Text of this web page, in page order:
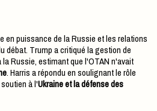
en puissance de la Russie et les relations
débat. Trump a critiqué la gestion de
Russie, estimant que l'OTAN n'avait
. Harris a répondu en soulignant le rôle
à l'Ukraine et la défense des